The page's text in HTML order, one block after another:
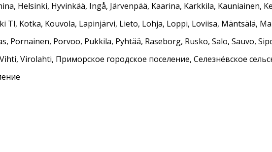
Helsinki, Hyvinkää, Ingå, Järvenpää, Kaarina, Karkkila, Kauniainen,
Tl, Kotka, Kouvola, Lapinjärvi, Lieto, Lohja, Loppi, Loviisa, Mäntsälä,
Pornainen, Porvoo, Pukkila, Pyhtää, Raseborg, Rusko, Salo, Sauvo,
Virolahti, Приморское городское поселение, Селезнёвское